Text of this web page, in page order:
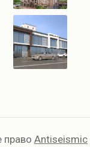
право Antiseismic